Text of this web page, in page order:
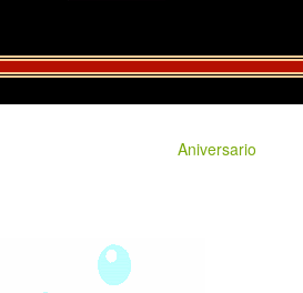
Aniversario